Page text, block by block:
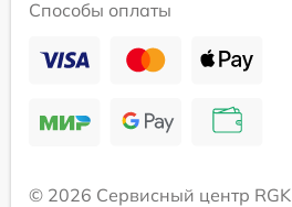
Способы оплаты
© 2026 Сервисный центр RGK